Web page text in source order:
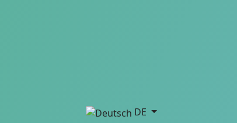
Sprache auswählen
DE